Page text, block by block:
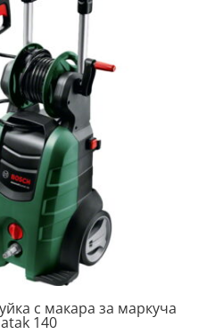
high
с макара за маркуча
140